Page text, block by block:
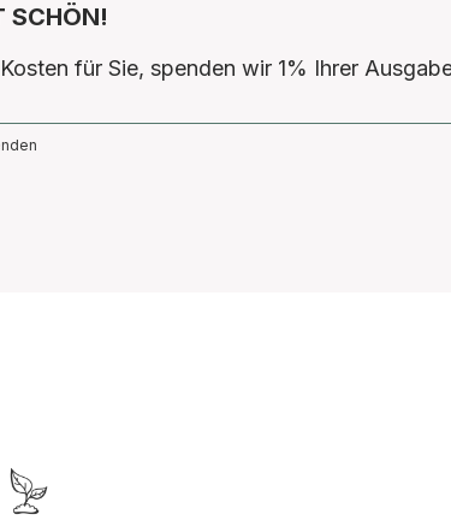
SCHÖN!
für Sie, spenden wir 1% Ihrer